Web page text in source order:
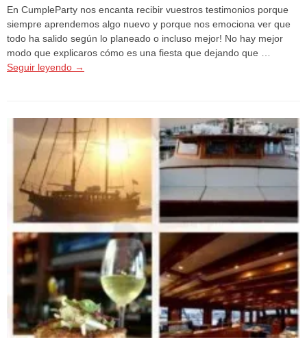
En CumpleParty nos encanta recibir vuestros testimonios porque
siempre aprendemos algo nuevo y porque nos emociona ver que
todo ha salido según lo planeado o incluso mejor! No hay mejor
modo que explicaros cómo es una fiesta que dejando que …
Seguir leyendo →